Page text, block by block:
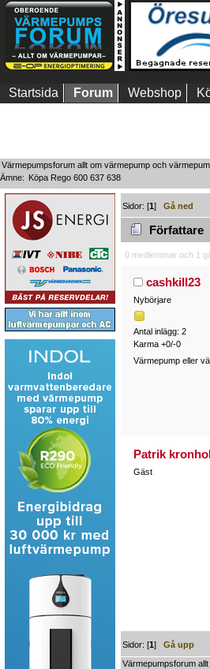
Startsida Forum Webshop
Värmepumpsforum allt om värmepump och
Ämne: Köpa Rego 600 637 638
Sidor: [1]Gå ned
Författare
0 medlemmar och 1
cashkill23
Nybörjare
Antal inlägg: 2
Karma +0/-0
Värmepump eller
Patrik
Gäst
Sidor: [1]Gå upp
Värmepumpsforum